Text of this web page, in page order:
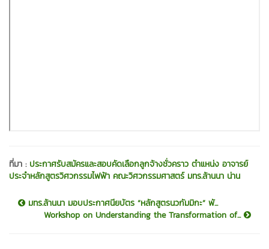
ที่มา : ประกาศรับสมัครและสอบคัดเลือกลูกจ้างชั่วคราว ตำแหน่ง อาจารย์
ประจำหลักสูตรวิศวกรรมไฟฟ้า คณะวิศวกรรมศาสตร์ มทร.ล้านนา น่าน
มทร.ล้านนา มอบประกาศนียบัตร “หลักสูตรนวกัมมิกะ” พั...
Workshop on Understanding the Transformation of...